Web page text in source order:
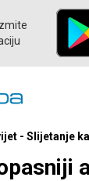
- Slijetanje